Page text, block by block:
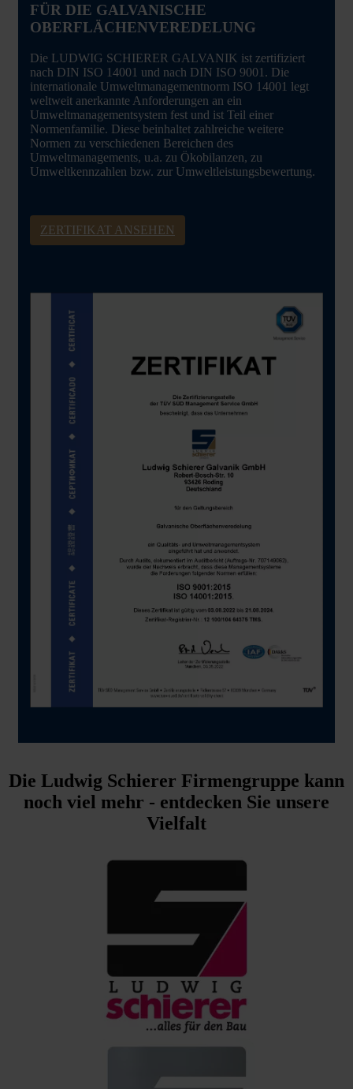
IHR PARTNER FÜR OBERFLÄCHENTECHNIK
FÜR DIE GALVANISCHE
OBERFLÄCHENVEREDELUNG
Die LUDWIG SCHIERER GALVANIK ist zertifiziert
nach DIN ISO 14001 und nach DIN ISO 9001. Die
internationale Umweltmanagementnorm ISO 14001 legt
weltweit anerkannte Anforderungen an ein
Umweltmanagementsystem fest und ist Teil einer
Normenfamilie. Diese beinhaltet zahlreiche weitere
Normen zu verschiedenen Bereichen des
Umweltmanagements, u.a. zu Ökobilanzen, zu
Umweltkennzahlen bzw. zur Umweltleistungsbewertung.
ZERTIFIKAT ANSEHEN
Die Ludwig Schierer Firmengruppe kann
noch viel mehr - entdecken Sie unsere
Vielfalt